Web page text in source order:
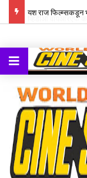
यश राज फिल्म्सकडून